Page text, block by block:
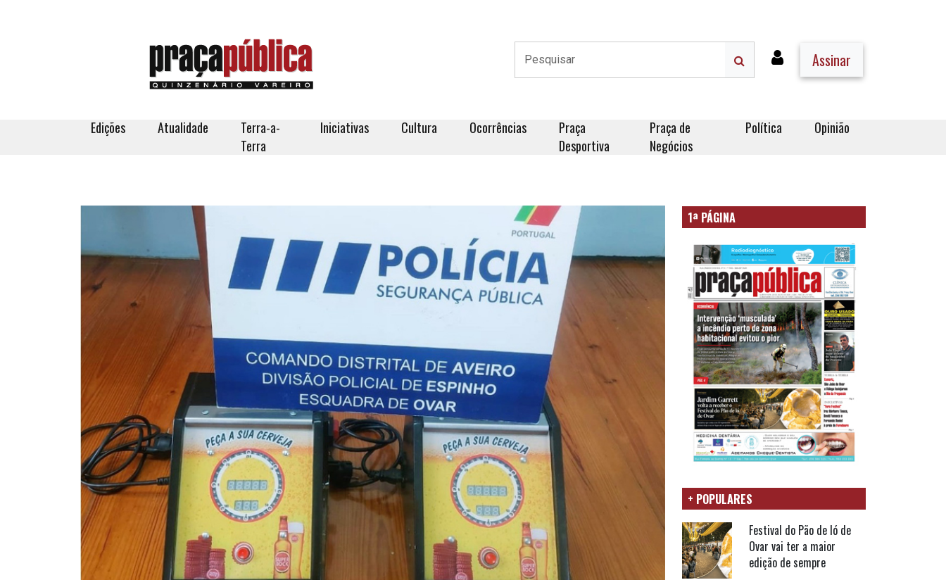
Assinar
Edições Atualidade
Terra-a-
Terra
Iniciativas Cultura Ocorrências
Praça
Desportiva
Praça de
Negócios
Política Opinião
1ª PÁGINA
+ POPULARES
Festival do Pão de ló de
Ovar vai ter a maior
edição de sempre